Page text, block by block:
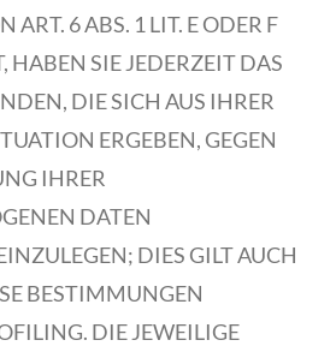
ART. 6 ABS. 1 LIT. E ODER F
HABEN SIE JEDERZEIT DAS
DIE SICH AUS IHRER
ERGEBEN, GEGEN
IHRER
DATEN
DIES GILT AUCH
BESTIMMUNGEN
DIE JEWEILIGE